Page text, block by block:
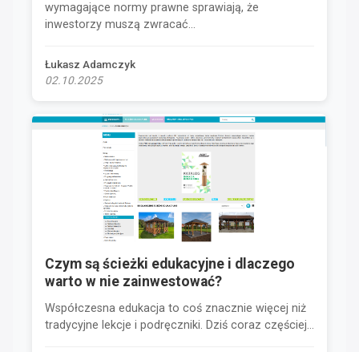
wymagające normy prawne sprawiają, że
inwestorzy muszą zwracać...
Łukasz Adamczyk
02.10.2025
Czym są ścieżki edukacyjne i dlaczego
warto w nie zainwestować?
Współczesna edukacja to coś znacznie więcej niż
tradycyjne lekcje i podręczniki. Dziś coraz częściej...